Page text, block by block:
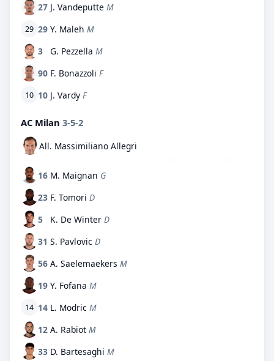
27 J. Vandeputte M
29 29 Y. Maleh M
3
G. Pezzella M
90 F. Bonazzoli F
10 10 J. Vardy F
AC Milan 3-5-2
All. Massimiliano Allegri
16 M. Maignan G
23 F. Tomori D
5
K. De Winter D
31 S. Pavlovic D
56 A. Saelemaekers M
19 Y. Fofana M
14 14 L. Modric M
12 A. Rabiot M
33 D. Bartesaghi M